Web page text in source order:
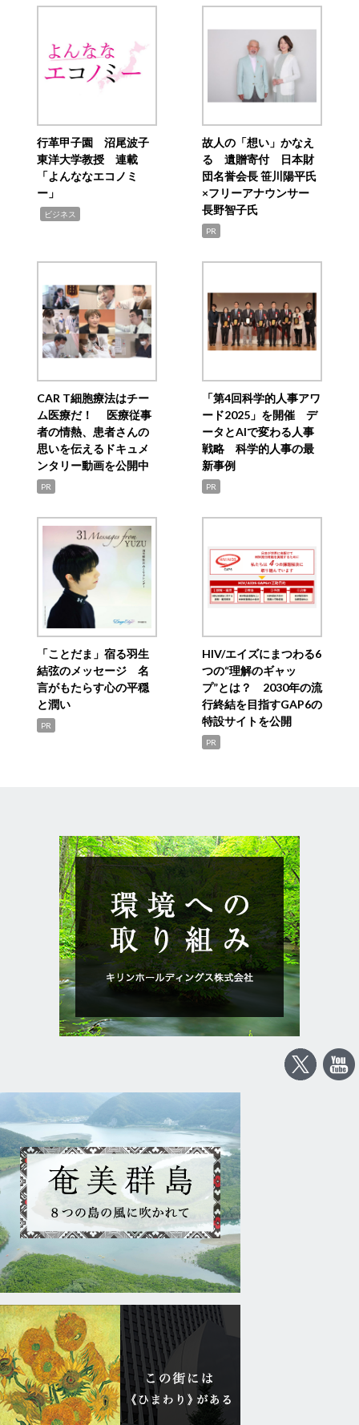
行革甲子園 沼尾波子
東洋大学教授 連載
「よんななエコノミ
ー」
ビジネス
故人の「想い」かなえ
る 遺贈寄付 日本財
団名誉会長 笹川陽平氏
×フリーアナウンサー
長野智子氏
PR
CAR T細胞療法はチー
ム医療だ！ 医療従事
者の情熱、患者さんの
思いを伝えるドキュメ
ンタリー動画を公開中
PR
「第4回科学的人事アワ
ード2025」を開催 デ
ータとAIで変わる人事
戦略 科学的人事の最
新事例
PR
「ことだま」宿る羽生
結弦のメッセージ 名
言がもたらす心の平穏
と潤い
PR
HIV/エイズにまつわる6
つの“理解のギャッ
プ”とは？ 2030年の流
行終結を目指すGAP6の
特設サイトを公開
PR